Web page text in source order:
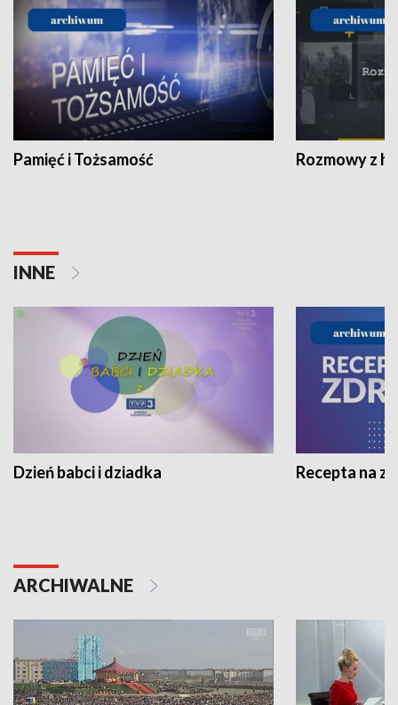
Pamięć i Tożsamość Rozmowy z
INNE
Dzień babci i dziadka Recepta na
ARCHIWALNE